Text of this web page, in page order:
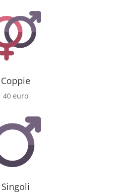
Coppie
40 euro
Singoli